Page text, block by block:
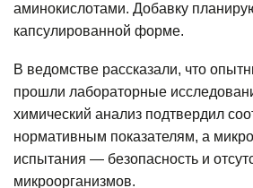
аминокислотами. Добавку
капсулированной форме.
В ведомстве рассказали, что
прошли лабораторные
химический анализ подтвердил
нормативным показателям, а
испытания — безопасность и
микроорганизмов.